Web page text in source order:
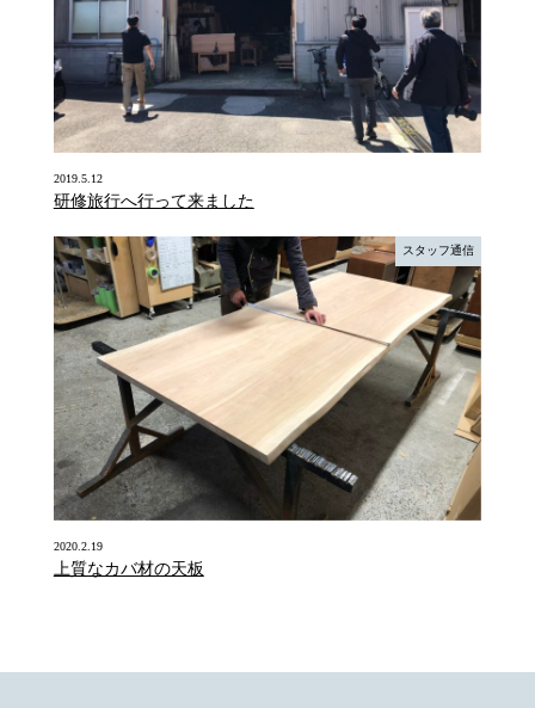
2019.5.12
研修旅行へ行って来ました
スタッフ通信
2020.2.19
上質なカバ材の天板